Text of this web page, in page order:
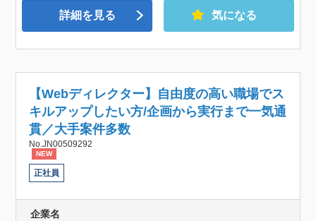
詳細を見る 気になる
【Webディレクター】自由度の高い職場でス
キルアップしたい方/企画から実行まで一気通
貫／大手案件多数
No.JN00509292
NEW
正社員
企業名